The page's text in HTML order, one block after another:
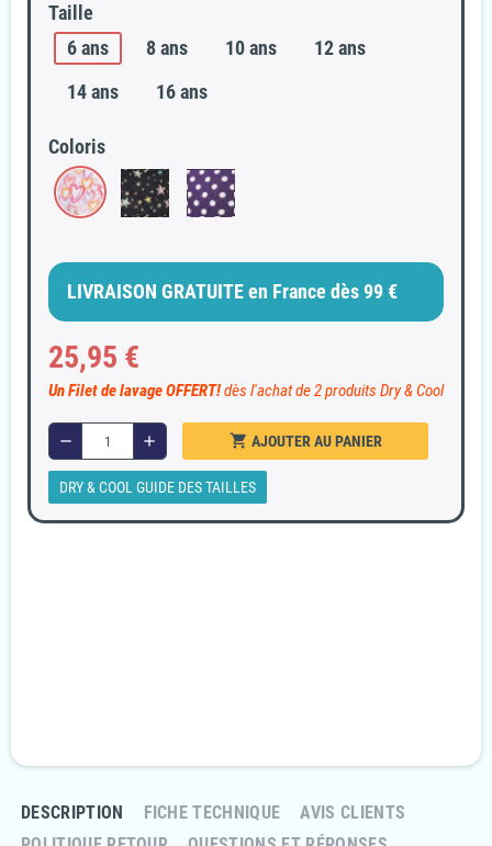
Taille
6 ans
8 ans 10 ans
12 ans
14 ans
16 ans
Coloris
LIVRAISON GRATUITE en France dès 99 €
25,95 €
Un Filet de lavage OFFERT!dès l'achat de 2 produits Dry & Cool
remove add shopping_cart AJOUTER AU PANIER
DRY & COOL GUIDE DES TAILLES
DESCRIPTION FICHE TECHNIQUE
AVIS CLIENTS